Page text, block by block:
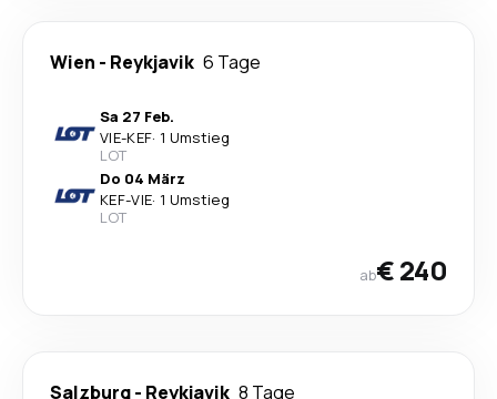
Wien - Reykjavik 6 Tage
Sa 27 Feb.
VIE-KEF· 1 Umstieg
LOT
Do 04 März
KEF-VIE· 1 Umstieg
LOT
ab€ 240
Salzburg- Reykjavik 8 Tage